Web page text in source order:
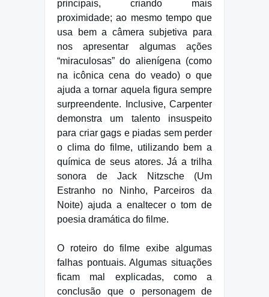
principais, criando mais
proximidade; ao mesmo tempo que
usa bem a câmera subjetiva para
nos apresentar algumas ações
“miraculosas” do alienígena (como
na icônica cena do veado) o que
ajuda a tornar aquela figura sempre
surpreendente. Inclusive, Carpenter
demonstra um talento insuspeito
para criar gags e piadas sem perder
o clima do filme, utilizando bem a
química de seus atores. Já a trilha
sonora de Jack Nitzsche (Um
Estranho no Ninho, Parceiros da
Noite) ajuda a enaltecer o tom de
poesia dramática do filme.
O roteiro do filme exibe algumas
falhas pontuais. Algumas situações
ficam mal explicadas, como a
conclusão que o personagem de